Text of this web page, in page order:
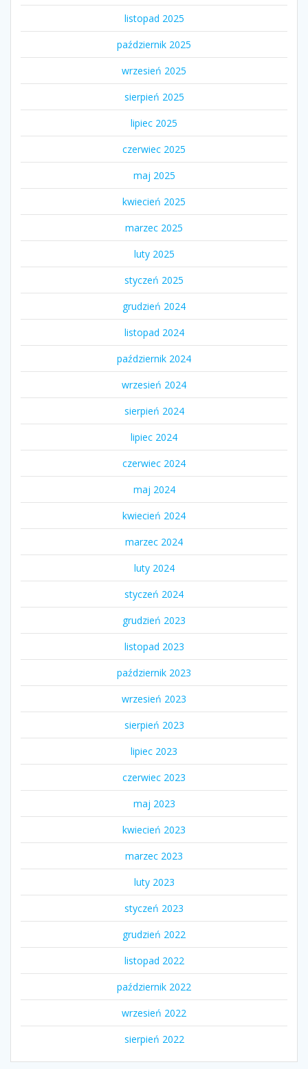
listopad 2025
październik 2025
wrzesień 2025
sierpień 2025
lipiec 2025
czerwiec 2025
maj 2025
kwiecień 2025
marzec 2025
luty 2025
styczeń 2025
grudzień 2024
listopad 2024
październik 2024
wrzesień 2024
sierpień 2024
lipiec 2024
czerwiec 2024
maj 2024
kwiecień 2024
marzec 2024
luty 2024
styczeń 2024
grudzień 2023
listopad 2023
październik 2023
wrzesień 2023
sierpień 2023
lipiec 2023
czerwiec 2023
maj 2023
kwiecień 2023
marzec 2023
luty 2023
styczeń 2023
grudzień 2022
listopad 2022
październik 2022
wrzesień 2022
sierpień 2022